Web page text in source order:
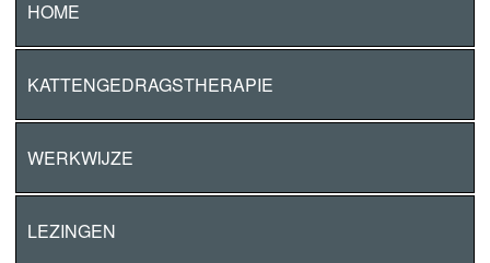
HOME
KATTENGEDRAGSTHERAPIE
WERKWIJZE
LEZINGEN